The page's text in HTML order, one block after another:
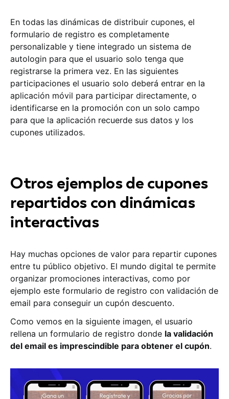
En todas las dinámicas de distribuir cupones, el
formulario de registro es completamente
personalizable y tiene integrado un sistema de
autologin para que el usuario solo tenga que
registrarse la primera vez. En las siguientes
participaciones el usuario solo deberá entrar en la
aplicación móvil para participar directamente, o
identificarse en la promoción con un solo campo
para que la aplicación recuerde sus datos y los
cupones utilizados.
Otros ejemplos de cupones
repartidos con dinámicas
interactivas
Hay muchas opciones de valor para repartir cupones
entre tu público objetivo. El mundo digital te permite
organizar promociones interactivas, como por
ejemplo este formulario de registro con validación de
email para conseguir un cupón descuento.
Como vemos en la siguiente imagen, el usuario
rellena un formulario de registro donde la validación
del email es imprescindible para obtener el cupón.